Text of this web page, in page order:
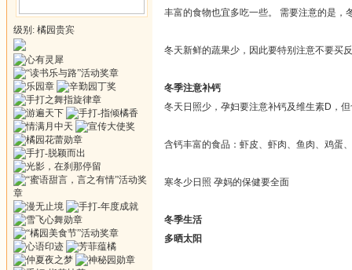
级别: 橘园贵宾
丰富的食物也宜多吃一些。 需要注意的是，
冬天新鲜的蔬果少，因此要特别注意不要买
冬季注意补钙
冬天日照少，孕妇要注意补钙及维生素D，
含钙丰富的食品：虾皮、虾肉、鱼肉、鸡蛋
寒冬少日照 孕妈的保健要全面
冬季生活
多晒太阳